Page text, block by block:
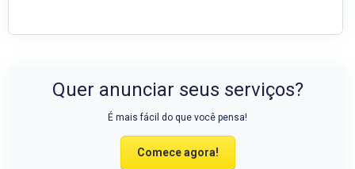
Quer anunciar seus serviços?
É mais fácil do que você pensa!
Comece agora!